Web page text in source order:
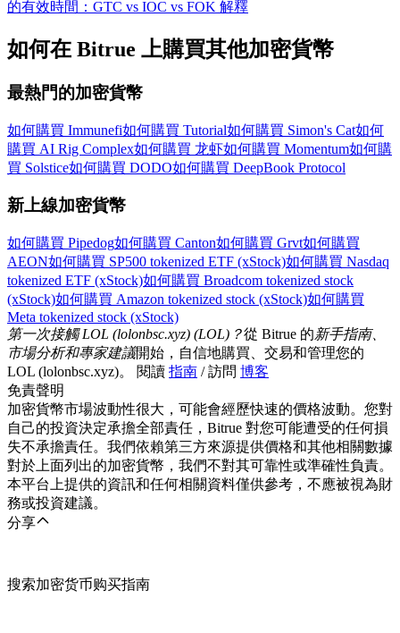
更多活動
贏得獎品與專屬獎勵
福利中心
登錄註冊
的有效時間：GTC vs IOC vs FOK 解釋
如何在 Bitrue 上購買其他加密貨幣
最熱門的加密貨幣
如何購買 Immunefi如何購買 Tutorial如何購買 Simon's Cat如何
購買 AI Rig Complex如何購買 龙虾如何購買 Momentum如何購
買 Solstice如何購買 DODO如何購買 DeepBook Protocol
新上線加密貨幣
如何購買 Pipedog如何購買 Canton如何購買 Grvt如何購買
AEON如何購買 SP500 tokenized ETF (xStock)如何購買 Nasdaq
tokenized ETF (xStock)如何購買 Broadcom tokenized stock
(xStock)如何購買 Amazon tokenized stock (xStock)如何購買
Meta tokenized stock (xStock)
第一次接觸 LOL (lolonbsc.xyz) (LOL)？從 Bitrue 的新手指南、
市場分析和專家建議開始，自信地購買、交易和管理您的
LOL (lolonbsc.xyz)。 閱讀 指南 / 訪問 博客
免責聲明
加密貨幣市場波動性很大，可能會經歷快速的價格波動。您對
自己的投資決定承擔全部責任，Bitrue 對您可能遭受的任何損
失不承擔責任。我們依賴第三方來源提供價格和其他相關數據
對於上面列出的加密貨幣，我們不對其可靠性或準確性負責。
本平台上提供的資訊和任何相關資料僅供參考，不應被視為財
務或投資建議。
分享
搜索加密货币购买指南